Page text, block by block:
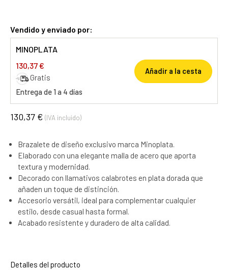
Vendido y enviado por:
MINOPLATA
130,37 €
Gratis
Entrega de 1 a 4 días
Añadir a la cesta
130,37 € (IVA incluido)
Brazalete de diseño exclusivo marca Minoplata.
Elaborado con una elegante malla de acero que aporta
textura y modernidad.
Decorado con llamativos calabrotes en plata dorada que
añaden un toque de distinción.
Accesorio versátil, ideal para complementar cualquier
estilo, desde casual hasta formal.
Acabado resistente y duradero de alta calidad.
Detalles del producto